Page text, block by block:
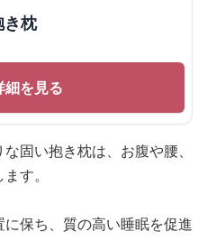
き枕
細を見る
固い抱き枕は、お腹や腰、
す。
保ち、質の高い睡眠を促進